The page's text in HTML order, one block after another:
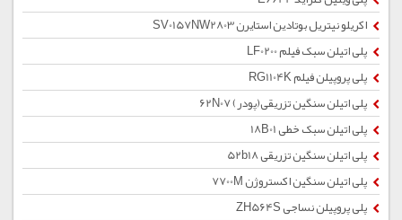
اکریلو نیتریل بوتادین استایرن SV0157NW2803
پلی اتیلن سبک فیلم LF0200
پلی پروپیلن فیلم RG1104K
پلی اتیلن سنگین تزریقی(پودر) 62N07
پلی اتیلن سبک خطی 18B01
پلی اتیلن سنگین تزریقی 52b18
پلی اتیلن سنگین اکستروژن 7700M
پلی پروپیلن نساجی ZH564S